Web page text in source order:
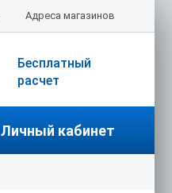
Адреса магазинов
Бесплатный
расчет
Личный кабинет